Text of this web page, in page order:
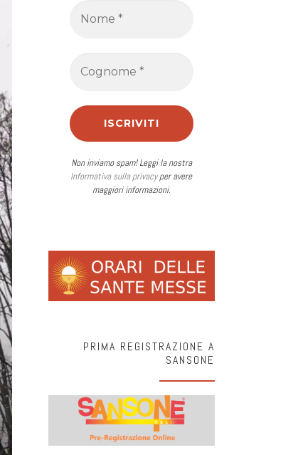
Non inviamo spam! Leggi la nostra
Informativa sulla privacyper avere
maggiori informazioni.
PRIMA REGISTRAZIONE A
SANSONE